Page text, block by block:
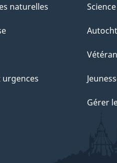
naturelles
urgences
Gérer